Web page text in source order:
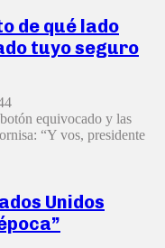
de qué lado
tuyo seguro
equivocado y las
“Y vos, presidente
Unidos